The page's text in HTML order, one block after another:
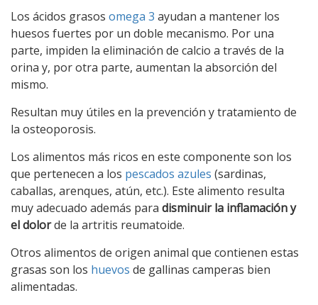
Los ácidos grasos omega 3 ayudan a mantener los
huesos fuertes por un doble mecanismo. Por una
parte, impiden la eliminación de calcio a través de la
orina y, por otra parte, aumentan la absorción del
mismo.
Resultan muy útiles en la prevención y tratamiento de
la osteoporosis.
Los alimentos más ricos en este componente son los
que pertenecen a los pescados azules (sardinas,
caballas, arenques, atún, etc.). Este alimento resulta
muy adecuado además para disminuir la inflamación y
el dolorde la artritis reumatoide.
Otros alimentos de origen animal que contienen estas
grasas son los huevos de gallinas camperas bien
alimentadas.